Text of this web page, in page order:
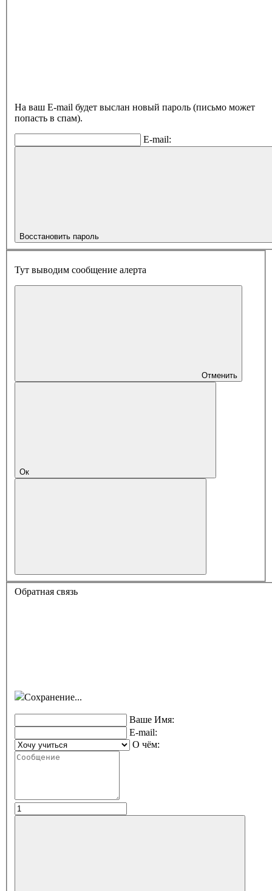
На ваш E-mail будет выслан новый пароль (письмо может
попасть в спам).
E-mail:
Восстановить пароль
Тут выводим сообщение алерта
Отменить
Ок
Обратная связь
Сохранение...
Ваше Имя:
E-mail:
О чём: